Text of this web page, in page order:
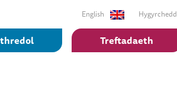
English Hygyrchedd
Treftadaeth